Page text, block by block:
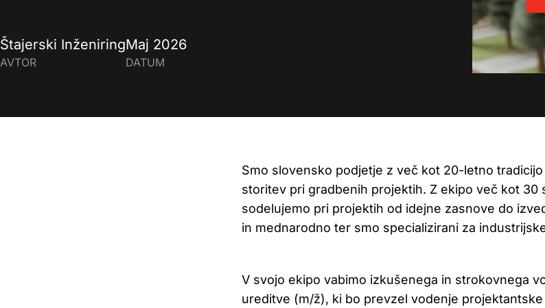
Štajerski Inženiring
AVTOR
Maj 2026
DATUM
Smo slovensko podjetje z več kot 20-letno
storitev pri gradbenih projektih. Z ekipo več kot 30
sodelujemo pri projektih od idejne zasnove do
in mednarodno ter smo specializirani za
V svojo ekipo vabimo izkušenega in strokovnega
ureditve (m/ž), ki bo prevzel vodenje